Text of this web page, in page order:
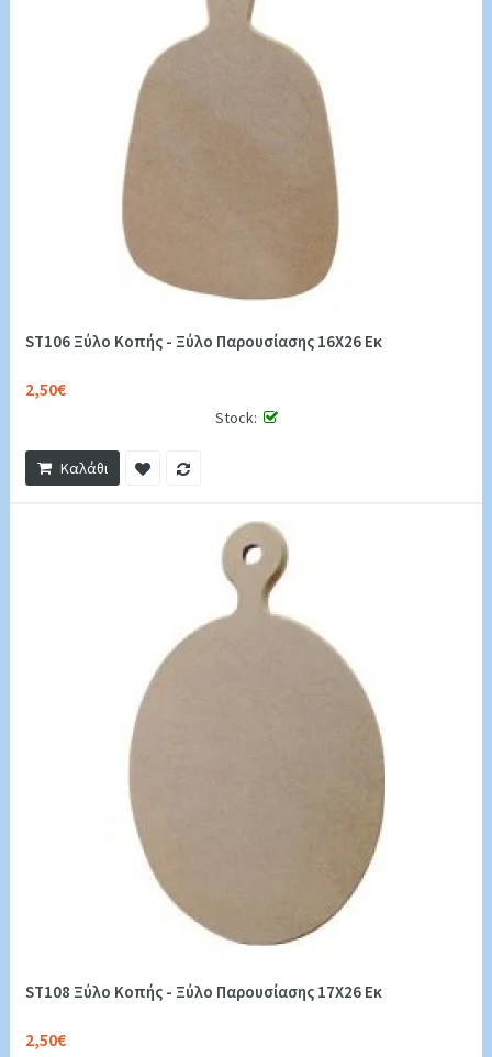
ST106 Ξύλο Κοπής - Ξύλο Παρουσίασης 16Χ26 Εκ
2,50€
Stock:
Καλάθι
ST108 Ξύλο Κοπής - Ξύλο Παρουσίασης 17Χ26 Εκ
2,50€